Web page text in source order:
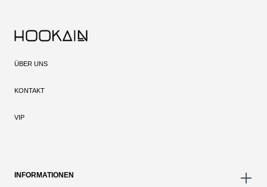
ÜBER UNS
KONTAKT
VIP
INFORMATIONEN